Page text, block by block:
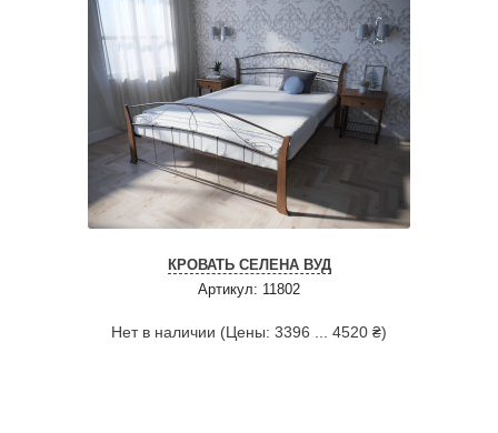
КРОВАТЬ СЕЛЕНА ВУД
Артикул: 11802
Нет в наличии (Цены: 3396 ... 4520 ₴)